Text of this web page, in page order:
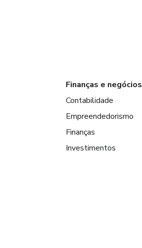
Finanças e negócios
Contabilidade
Empreendedorismo
Finanças
Investimentos